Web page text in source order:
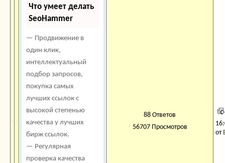
Что умеет делать
SeoHammer
— Продвижение в
один клик,
интеллектуальный
подбор запросов,
покупка самых
лучших ссылок с
высокой степенью
качества у лучших
бирж ссылок.
— Регулярная
проверка качества
88 Ответов
56707 Просмотров
от